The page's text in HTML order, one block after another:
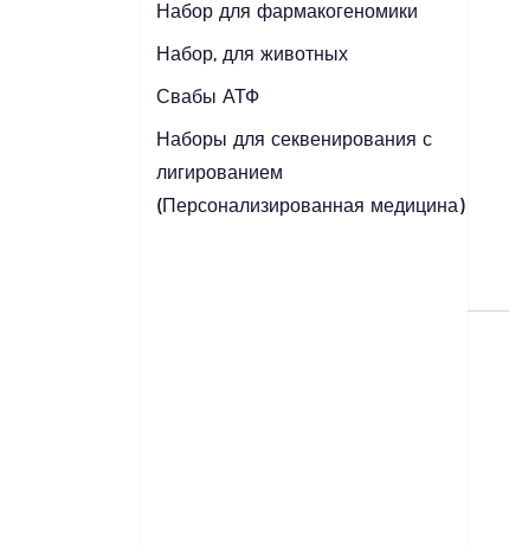
Набор для фармакогеномики
Набор, для животных
Свабы АТФ
Наборы для секвенирования с
лигированием
(Персонализированная медицина)